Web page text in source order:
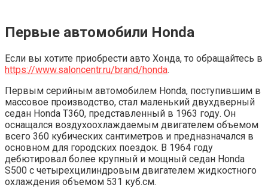
Первые автомобили Honda
Если вы хотите приобрести авто Хонда, то обращайтесь в
https://www.saloncentr.ru/brand/honda.
Первым серийным автомобилем Honda, поступившим в
массовое производство, стал маленький двухдверный
седан Honda T360, представленный в 1963 году. Он
оснащался воздухоохлаждаемым двигателем объемом
всего 360 кубических сантиметров и предназначался в
основном для городских поездок. В 1964 году
дебютировал более крупный и мощный седан Honda
S500 с четырехцилиндровым двигателем жидкостного
охлаждения объемом 531 куб.см.